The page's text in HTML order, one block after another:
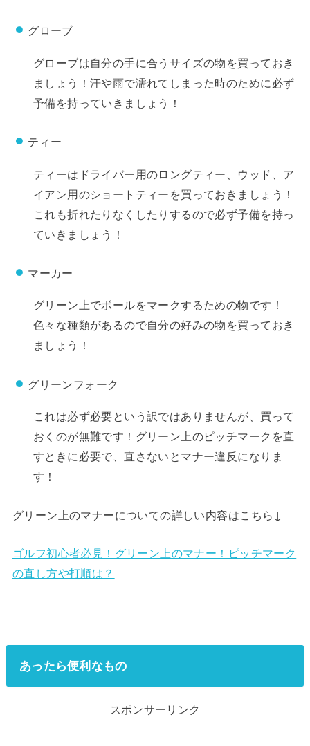
グローブ
グローブは自分の手に合うサイズの物を買っておき
ましょう！汗や雨で濡れてしまった時のために必ず
予備を持っていきましょう！
ティー
ティーはドライバー用のロングティー、ウッド、ア
イアン用のショートティーを買っておきましょう！
これも折れたりなくしたりするので必ず予備を持っ
ていきましょう！
マーカー
グリーン上でボールをマークするための物です！
色々な種類があるので自分の好みの物を買っておき
ましょう！
グリーンフォーク
これは必ず必要という訳ではありませんが、買って
おくのが無難です！グリーン上のピッチマークを直
すときに必要で、直さないとマナー違反になりま
す！
グリーン上のマナーについての詳しい内容はこちら↓
ゴルフ初心者必見！グリーン上のマナー！ピッチマーク
の直し方や打順は？
あったら便利なもの
スポンサーリンク